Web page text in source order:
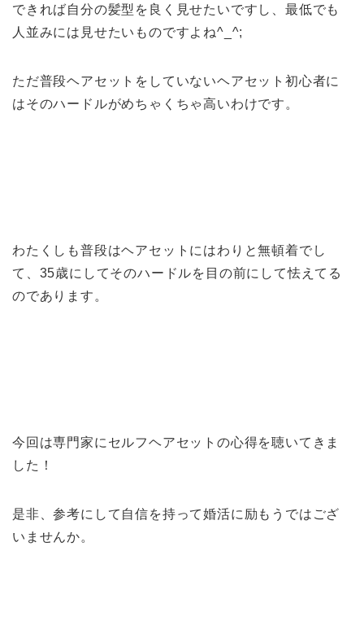
できれば自分の髪型を良く見せたいですし、最低でも
人並みには見せたいものですよね^_^;
ただ普段ヘアセットをしていないヘアセット初心者に
はそのハードルがめちゃくちゃ高いわけです。
わたくしも普段はヘアセットにはわりと無頓着でし
て、35歳にしてそのハードルを目の前にして怯えてる
のであります。
今回は専門家にセルフヘアセットの心得を聴いてきま
した！
是非、参考にして自信を持って婚活に励もうではござ
いませんか。